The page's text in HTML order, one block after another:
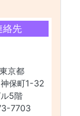
絡先
京都
保町1-32
5階
7703